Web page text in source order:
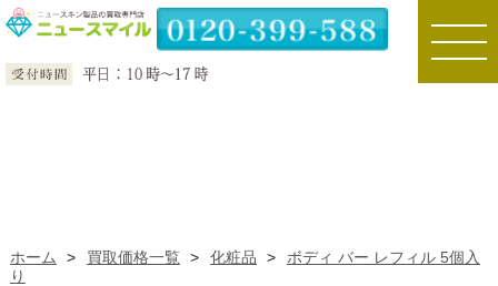
toggle
ホーム > 買取価格一覧 > 化粧品 >
ボディ バー レフィル 5個入
り